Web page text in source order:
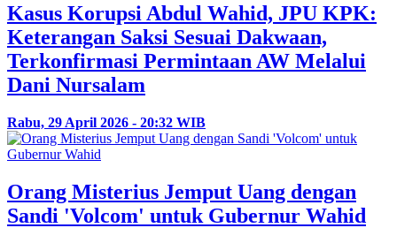
Kasus Korupsi Abdul Wahid, JPU KPK:
Keterangan Saksi Sesuai Dakwaan,
Terkonfirmasi Permintaan AW Melalui
Dani Nursalam
Rabu, 29 April 2026 - 20:32 WIB
Orang Misterius Jemput Uang dengan
Sandi 'Volcom' untuk Gubernur Wahid